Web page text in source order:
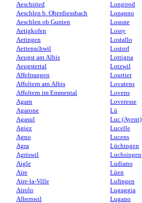
Aeschiried
Aeschlen b. Oberdiessbach
Aeschlen ob Gunten
Aetigkofen
Aetingen
Aettenschwil
Aeugst am Albis
Aeugstertal
Affeltrangen
Affoltern am Albis
Affoltern im Emmental
Agarn
Agarone
Agasul
Agiez
Agno
Agra
Agriswil
Aigle
Aïre
Aire-la-Ville
Airolo
Alberswil
Longirod
Lopagno
Losone
Lossy
Lostallo
Lostorf
Lottigna
Lotzwil
Lourtier
Lovatens
Lovens
Loveresse
Lü
Luc (Ayent)
Lucelle
Lucens
Lüchingen
Luchsingen
Ludiano
Lüen
Lufingen
Lugaggia
Lugano